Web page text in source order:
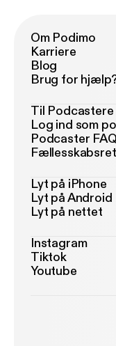
Om Podimo
Karriere
Blog
Brug for
Til Podcastere
Log ind som
Podcaster FAQ
Lyt på iPhone
Lyt på Android
Lyt på nettet
Instagram
Tiktok
Youtube